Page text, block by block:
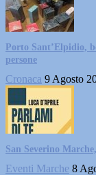
Porto Sant’Elpidio,
persone
Cronaca 9 Agosto
San Severino
Eventi Marche 8